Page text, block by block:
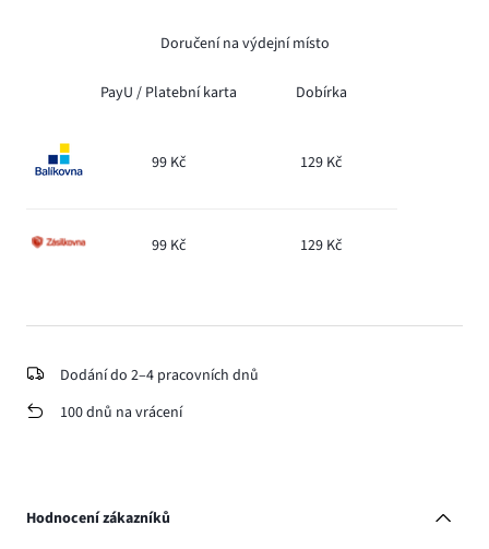
Doručení na výdejní místo
PayU / Platební karta Dobírka
99 Kč 129 Kč
99 Kč 129 Kč
Dodání do 2–4 pracovních dnů
100 dnů na vrácení
Hodnocení zákazníků